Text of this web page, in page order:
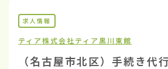
求人情報
ティア株式会社ティア黒川東館
（名古屋市北区）手続き代